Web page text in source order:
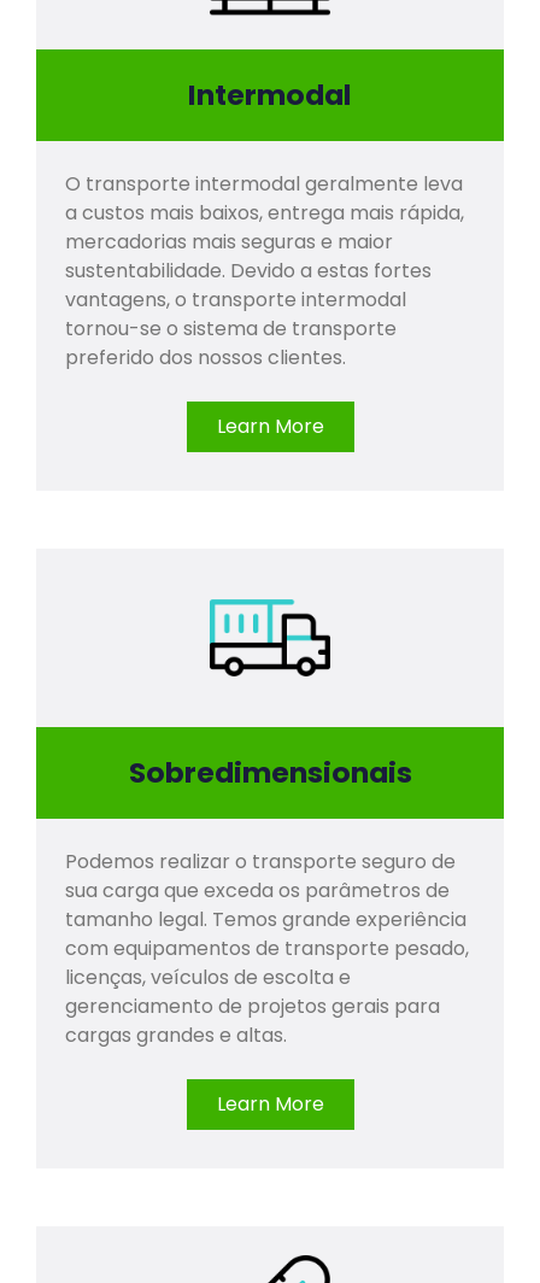
Intermodal
O transporte intermodal geralmente leva
a custos mais baixos, entrega mais rápida,
mercadorias mais seguras e maior
sustentabilidade. Devido a estas fortes
vantagens, o transporte intermodal
tornou-se o sistema de transporte
preferido dos nossos clientes.
Learn More
Sobredimensionais
Podemos realizar o transporte seguro de
sua carga que exceda os parâmetros de
tamanho legal. Temos grande experiência
com equipamentos de transporte pesado,
licenças, veículos de escolta e
gerenciamento de projetos gerais para
cargas grandes e altas.
Learn More